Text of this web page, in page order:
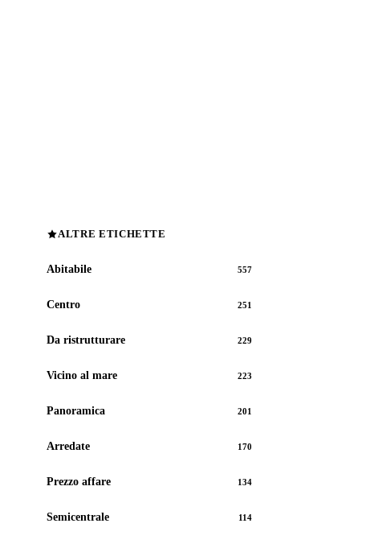
ALTRE ETICHETTE
Abitabile 557
Centro 251
Da ristrutturare 229
Vicino al mare 223
Panoramica 201
Arredate 170
Prezzo affare 134
Semicentrale 114